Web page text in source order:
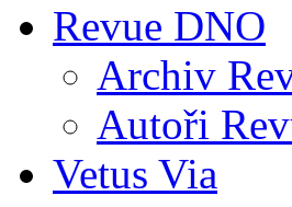
Revue DNO
Archiv
Autoři
Vetus Via